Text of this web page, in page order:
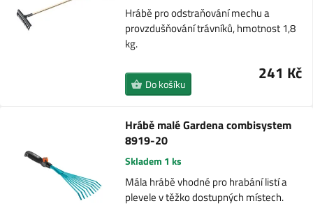
Hrábě pro odstraňování mechu a
provzdušňování trávníků, hmotnost 1,8
kg.
241 Kč
Do košíku
Hrábě malé Gardena combisystem
8919-20
Skladem 1 ks
Mála hrábě vhodné pro hrabání listí a
plevele v těžko dostupných místech.